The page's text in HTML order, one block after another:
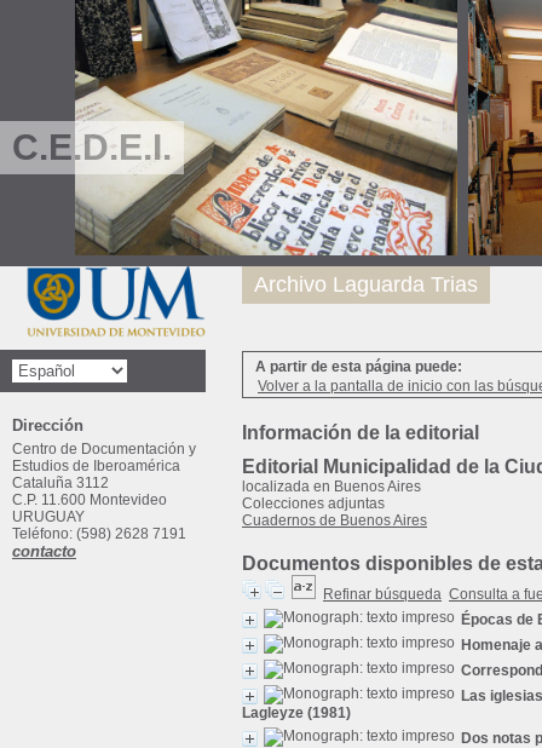
C.E.D.E.I.
A partir de esta página puede:
Volver a la pantalla de inicio con las
Información de la editorial
Editorial Municipalidad de la
localizada en Buenos Aires
Colecciones adjuntas
Cuadernos de Buenos Aires
Documentos disponibles de
Refinar búsqueda Consulta a
Épocas de
Homenaje
Las
Lagleyze (1981)
Dos notas
Archivo Laguarda Trias
Dirección
Centro de Documentación y
Estudios de Iberoamérica
Cataluña 3112
C.P. 11.600 Montevideo
URUGUAY
Teléfono: (598) 2628 7191
contacto